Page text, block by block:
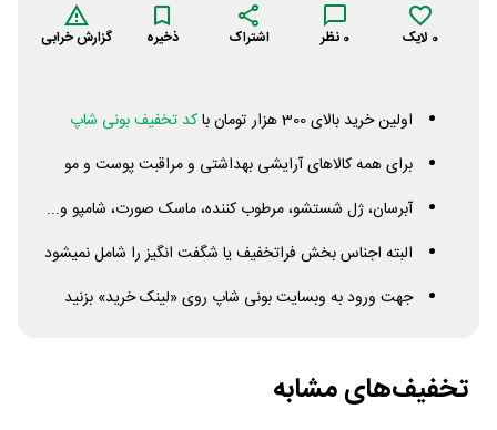
0 لایک 0 نظر اشتراک ذخیره گزارش خرابی
اولین خرید بالای 300 هزار تومان با
کد تخفیف بونی شاپ
برای همه کالاهای آرایشی بهداشتی و مراقبت پوست و مو
آبرسان، ژل شستشو، مرطوب کننده، ماسک صورت، شامپو و...
البته اجناس بخش فراتخفیف یا شگفت انگیز را شامل نمیشود
جهت ورود به وبسایت بونی شاپ روی «لینک خرید» بزنید
تخفیف‌های مشابه